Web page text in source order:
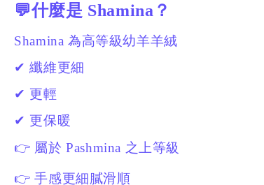
💬什麼是 Shamina？
Shamina 為高等級幼羊羊絨
✔ 纖維更細
✔ 更輕
✔ 更保暖
👉 屬於 Pashmina 之上等級
👉 手感更細膩滑順